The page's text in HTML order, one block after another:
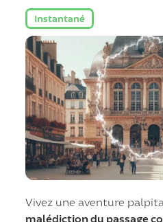
Instantané
Vivez une aventure
malédiction du passage